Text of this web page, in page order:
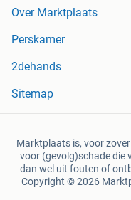
Over Marktplaats
Perskamer
2dehands
Sitemap
Marktplaats is, voor
voor (gevolg)schade die
dan wel uit fouten of
Copyright © 2026